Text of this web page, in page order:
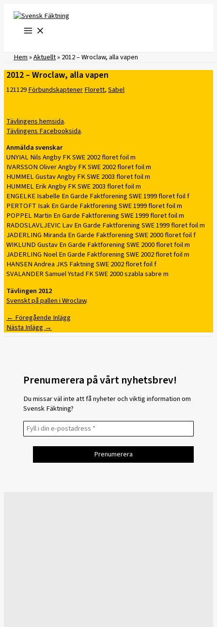
innehåll
Hem»Aktuellt»2012 – Wroclaw, alla vapen
2012 – Wroclaw, alla vapen
121129FörbundskaptenerFlorett,Sabel
Tävlingens hemsida.
Tävlingens Facebooksida.
Anmälda svenskar
UNYIAL Nils Angby FK SWE 2002 floret foil m
IVARSSON Oliver Angby FK SWE 2002 floret foil m
HUMMEL Gustav Angby FK SWE 2003 floret foil m
HUMMEL Erik Angby FK SWE 2003 floret foil m
ENGELKE Isabelle En Garde Faktforening SWE 1999 floret foil f
PERTOFT Isak En Garde Faktforening SWE 1999 floret foil m
POPPEL Martin En Garde Faktforening SWE 1999 floret foil m
RADOSLAVLJEVIC Lav En Garde Faktforening SWE 1999 floret foil m
JADERLING Miranda En Garde Faktforening SWE 2000 floret foil f
WIKLUND Gustav En Garde Faktforening SWE 2000 floret foil m
JADERLING Noel En Garde Faktforening SWE 2002 floret foil m
HANSEN Andrea JKS Faktning SWE 2002 floret foil f
SVALANDER Samuel Ystad FK SWE 2000 szabla sabre m
Tävlingen 2012
Svenskt på pallen i Wroclaw.
← Föregående Inlägg
Nästa Inlägg →
Prenumerera på vårt nyhetsbrev!
Du missar väl inte att få nyheter och viktig information om
Svensk Fäktning?